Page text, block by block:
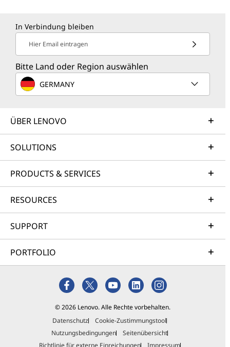
In Verbindung bleiben
Hier Email eintragen
Bitte Land oder Region auswählen
GERMANY
ÜBER LENOVO
SOLUTIONS
PRODUCTS & SERVICES
RESOURCES
SUPPORT
PORTFOLIO
© 2026 Lenovo. Alle Rechte vorbehalten.
Datenschutz
Cookie-Zustimmungstool
Nutzungsbedingungen
Seitenübersicht
Richtlinie für externe Einreichungen
Impressum